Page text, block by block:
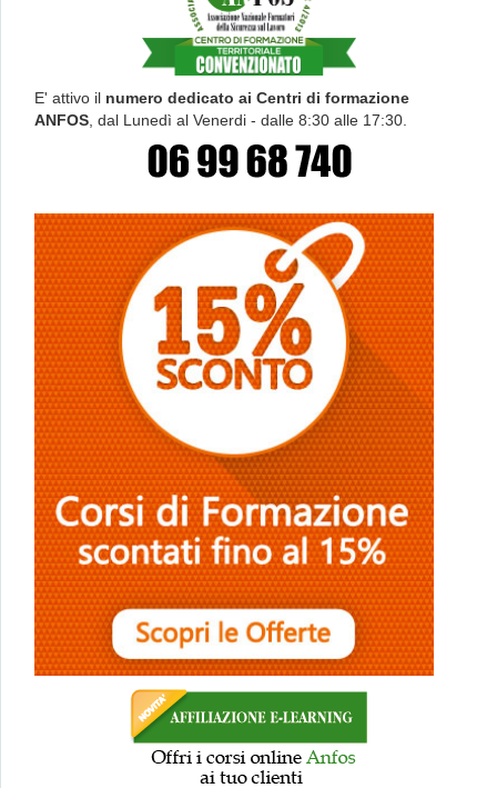
E' attivo il numero dedicato ai Centri di formazione
ANFOS , dal Lunedì al Venerdi - dalle 8:30 alle 17:30.